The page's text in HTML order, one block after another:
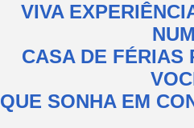
VIVA
CASA DE FÉRIAS
QUE SONHA EM